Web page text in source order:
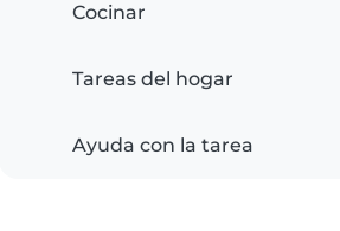
Cocinar
Tareas del hogar
Ayuda con la tarea